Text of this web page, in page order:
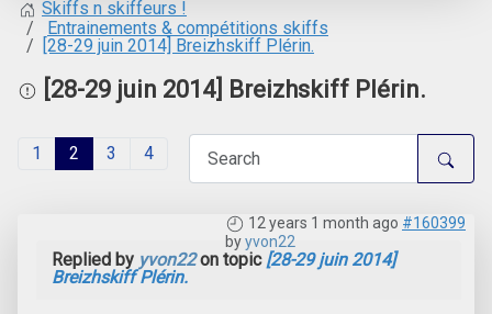
Skiffs n skiffeurs !
Entrainements & compétitions skiffs
[28-29 juin 2014] Breizhskiff Plérin.
[28-29 juin 2014] Breizhskiff Plérin.
1 2 3 4
12 years 1 month ago #160399
byyvon22
Replied by yvon22on topic [28-29 juin 2014]
Breizhskiff Plérin.